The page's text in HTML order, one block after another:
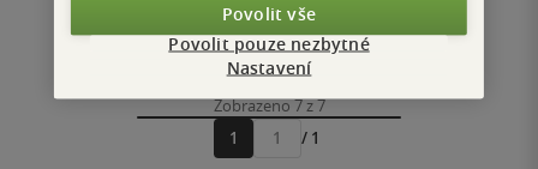
Nahoru
Zobrazeno 7 z 7
1
Přejít
/ 1
Povolit vše
Povolit pouze nezbytné
Nastavení